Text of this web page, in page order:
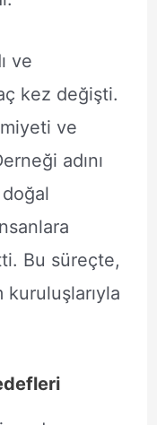
ve
kez değişti.
ve
adını
Bu süreçte,
kuruluşlarıyla